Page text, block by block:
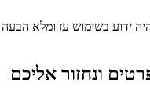
היה ידוע בשימוש עז ומלא
ונחזור אליכם